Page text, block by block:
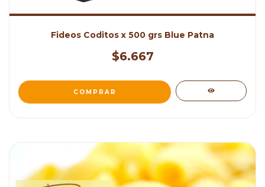
Fideos Coditos x 500 grs Blue Patna
$6.667